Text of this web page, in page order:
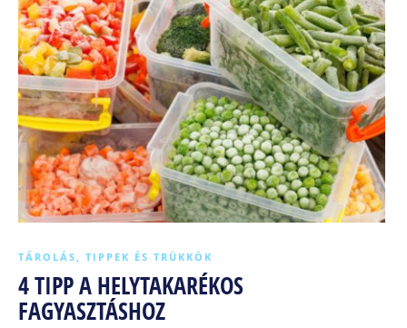
TÁROLÁS TIPPEK ÉS TRÜKKÖK
4 TIPP A HELYTAKARÉKOS
FAGYASZTÁSHOZ